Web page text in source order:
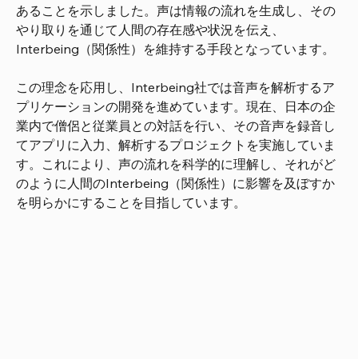
あることを示しました。声は情報の流れを生成し、その
やり取りを通じて人間の存在感や状況を伝え、
Interbeing（関係性）を維持する手段となっています。
この理念を応用し、Interbeing社では音声を解析するア
プリケーションの開発を進めています。現在、日本の企
業内で僧侶と従業員との対話を行い、その音声を録音し
てアプリに入力、解析するプロジェクトを実施していま
す。これにより、声の流れを科学的に理解し、それがど
のように人間のInterbeing（関係性）に影響を及ぼすか
を明らかにすることを目指しています。